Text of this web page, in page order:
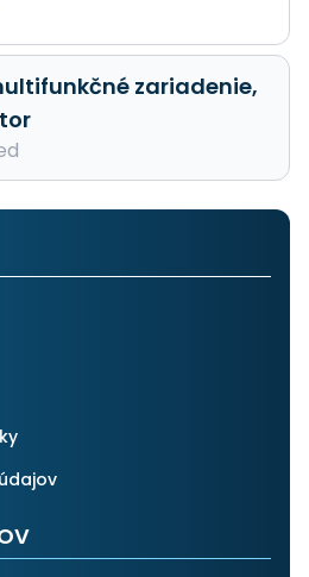
zariadenie,